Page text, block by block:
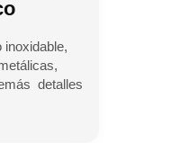
inoxidable,
detalles